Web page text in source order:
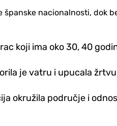
nacionalnosti,
koji ima oko 30, 40
je vatru i upucala
okružila područje i